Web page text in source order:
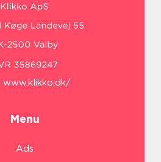
www.klikko.dk/
Menu
Ads